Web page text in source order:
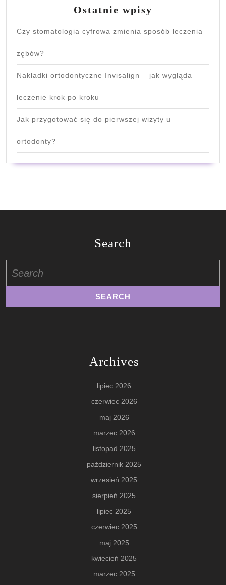
Ostatnie wpisy
Czy stomatologia cyfrowa zmienia sposób leczenia
zębów?
Nakładki ortodontyczne Invisalign – jak wygląda
leczenie krok po kroku
Jak przygotować się do pierwszej wizyty u
ortodonty?
Search
for:
Archives
lipiec 2026
czerwiec 2026
maj 2026
marzec 2026
listopad 2025
październik 2025
wrzesień 2025
sierpień 2025
lipiec 2025
czerwiec 2025
maj 2025
kwiecień 2025
marzec 2025